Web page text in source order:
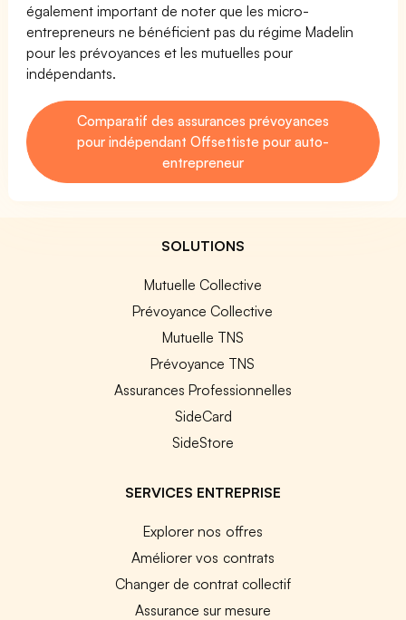
également important de noter que les micro-
entrepreneurs ne bénéficient pas du régime Madelin
pour les prévoyances et les mutuelles pour
indépendants.
Comparatif des assurances prévoyances
pour indépendant Offsettiste pour auto-
entrepreneur
SOLUTIONS
Mutuelle Collective
Prévoyance Collective
Mutuelle TNS
Prévoyance TNS
Assurances Professionnelles
SideCard
SideStore
SERVICES ENTREPRISE
Explorer nos offres
Améliorer vos contrats
Changer de contrat collectif
Assurance sur mesure